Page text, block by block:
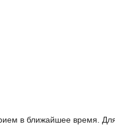
в ближайшее время.